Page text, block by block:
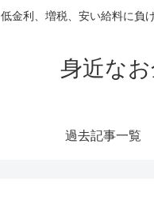
低金利、増税、安い給料に負
身近な
過去記事一覧